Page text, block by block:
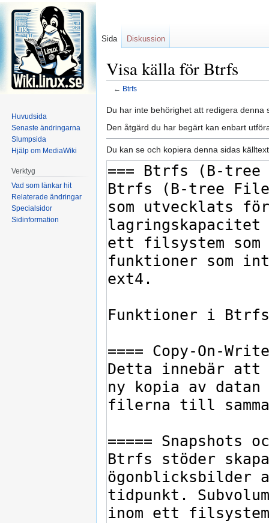
Visa källa för Btrfs
← Btrfs
Hoppa
till
Hoppa
till
Du har inte behörighet att redigera denna
Den åtgärd du har begärt kan enbart
Du kan se och kopiera denna sidas
Sida Diskussion
Huvudsida
Senaste ändringarna
Slumpsida
Hjälp om MediaWiki
Verktyg
Vad som länkar hit
Relaterade ändringar
Specialsidor
Sidinformation